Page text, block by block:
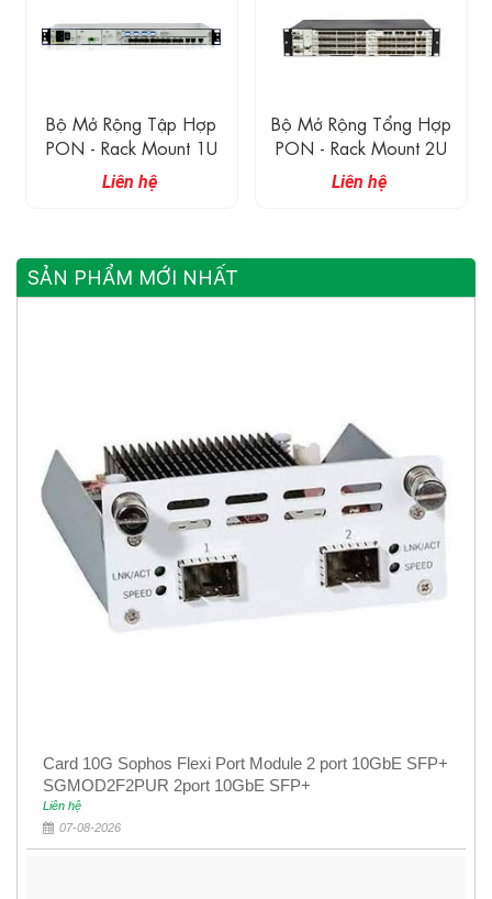
Bộ Mở Rộng Tập Hợp
PON - Rack Mount 1U
Liên hệ
Bộ Mở Rộng Tổng Hợp
PON - Rack Mount 2U
Liên hệ
SẢN PHẨM MỚI NHẤT
Card 10G Sophos Flexi Port Module 2 port 10GbE SFP+
SGMOD2F2PUR 2port 10GbE SFP+
Liên hệ
07-08-2026